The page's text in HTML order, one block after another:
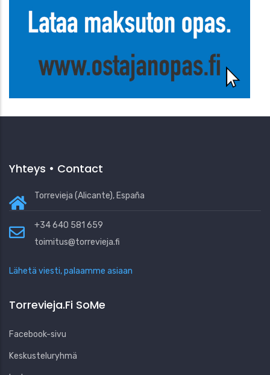
Yhteys • Contact
Torrevieja (Alicante), España
+34 640 581 659
toimitus@torrevieja.fi
Lähetä viesti, palaamme asiaan
Torrevieja.fi SoMe
Facebook-sivu
Keskusteluryhmä